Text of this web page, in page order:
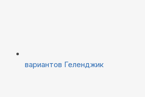
вариантов Геленджик